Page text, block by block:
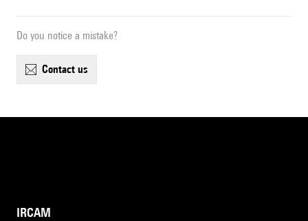
Do you notice a mistake?
contact us
IRCAM